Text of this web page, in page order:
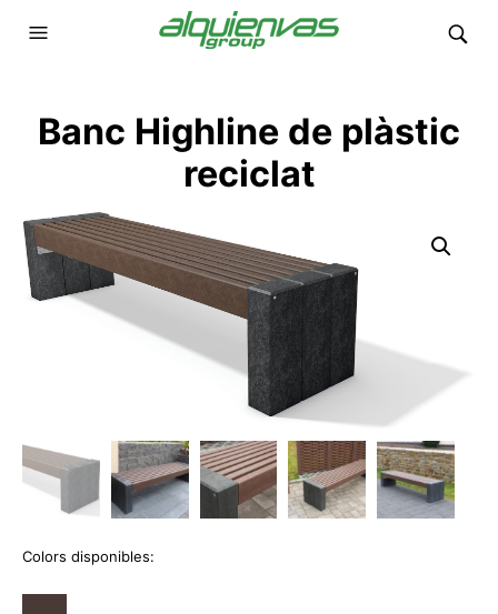
Banc Highline de plàstic
reciclat
Colors disponibles: